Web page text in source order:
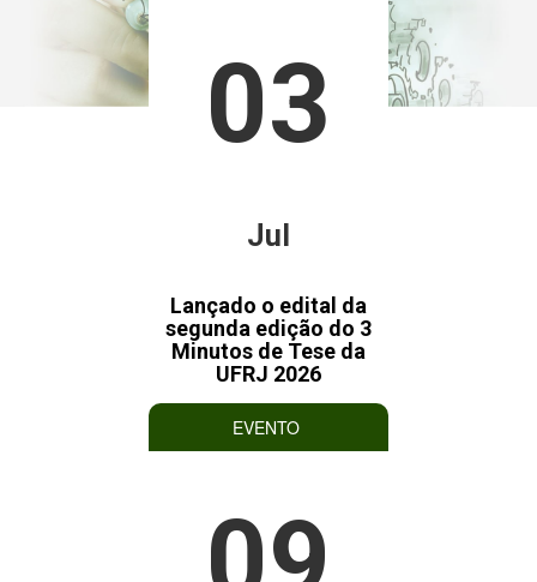
03
Jul
Lançado o edital da
segunda edição do 3
Minutos de Tese da
UFRJ 2026
EVENTO